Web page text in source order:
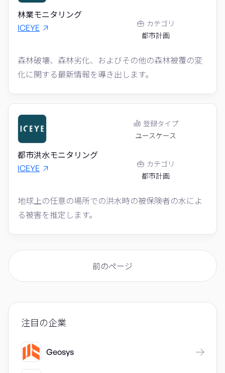
林業モニタリング
ICEYE
カテゴリ
都市計画
森林破壊、森林劣化、およびその他の森林被覆の変
化に関する最新情報を導き出します。
都市洪水モニタリング
ICEYE
登録タイプ
ユースケース
カテゴリ
都市計画
地球上の任意の場所での洪水時の被保険者の水によ
る被害を推定します。
前のページ
注目の企業
Geosys